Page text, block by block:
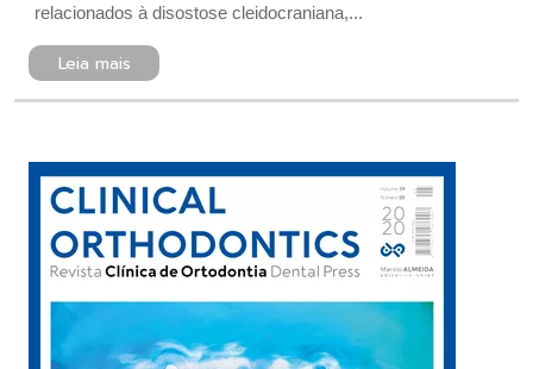
relacionados à disostose cleidocraniana,...
Leia mais